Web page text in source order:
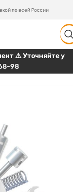
по всей России
⚠️ Уточняйте у
98